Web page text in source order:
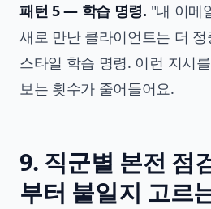
패턴 5 — 학습 명령. "내 이메
새로 만난 클라이언트는 더
스타일 학습 명령. 이런 지시
보는 횟수가 줄어들어요.
9. 직군별 본전 점
부터 붙일지 고르